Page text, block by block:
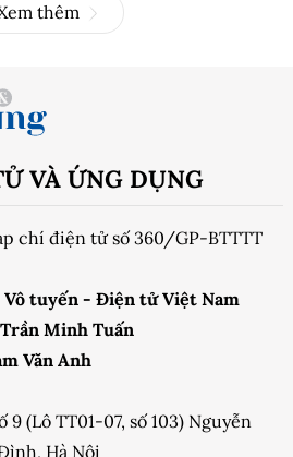
thêm
VÀ ỨNG DỤNG
chí điện tử số 360/GP-BTTTT
Vô tuyến - Điện tử Việt Nam
Trần Minh Tuấn
Văn Anh
(Lô TT01-07, số 103) Nguyễn
Hà Nội